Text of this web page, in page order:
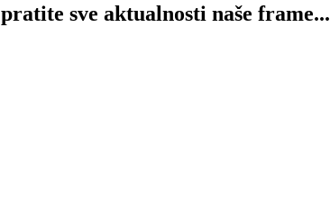
pratite sve aktualnosti naše frame...